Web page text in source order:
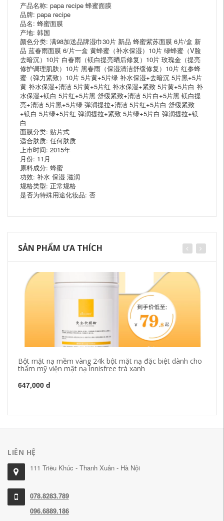
产品名称: papa recipe 蜂蜜面膜
品牌: papa recipe
品名: 蜂蜜面膜
产地: 韩国
颜色分类: 满98加送品牌湿巾30片 新品 蜂蜜紫苏面膜 6片/盒 新
品 蓝春雨面膜 6/片一盒 黄蜂蜜（补水保湿）10片 绿蜂蜜（V脸
去暗沉）10片 白春雨（镁白提亮晒后修复）10片 玫瑰金（提亮
修护调理肌肤）10片 黑春雨（保湿清洁舒缓修复）10片 红参蜂
蜜（弹力紧致）10片 5片黄+5片绿 补水保湿+去暗沉 5片黑+5片
黄 补水保湿+清洁 5片黄+5片红 补水保湿+紧致 5片黄+5片白 补
水保湿+镁白 5片红+5片黑 舒缓紧致+清洁 5片白+5片黑 镁白提
亮+清洁 5片黑+5片绿 弹润提拉+清洁 5片红+5片白 舒缓紧致
+镁白 5片绿+5片红 弹润提拉+紧致 5片绿+5片白 弹润提拉+镁
白
面膜分类: 贴片式
适合肤质: 任何肤质
上市时间: 2015年
月份: 11月
原料成分: 蜂蜜
功效: 补水 保湿 滋润
规格类型: 正常规格
是否为特殊用途化妆品: 否
SẢN PHẨM ƯA THÍCH
Bột mặt nạ mềm vàng 24k bột mặt nạ đặc biệt dành cho
thẩm mỹ viện mặt nạ innisfree trà xanh
647,000 đ
LIÊN HỆ
111 Triều Khúc - Thanh Xuân - Hà Nội
078.8283.789
096.6889.186